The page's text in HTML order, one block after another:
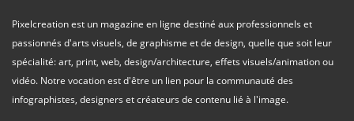
Pixelcreation est un magazine en ligne destiné aux professionnels et
passionnés d'arts visuels, de graphisme et de design, quelle que soit leur
spécialité: art, print, web, design/architecture, effets visuels/animation ou
vidéo. Notre vocation est d'être un lien pour la communauté des
infographistes, designers et créateurs de contenu lié à l'image.